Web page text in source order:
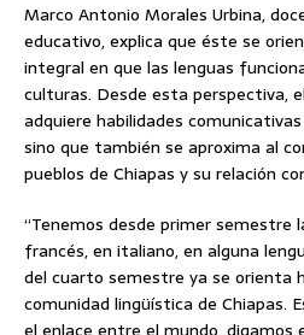
Marco Antonio Morales Urbina,
educativo, explica que éste se
integral en que las lenguas
culturas. Desde esta perspectiva,
adquiere habilidades
sino que también se aproxima al
pueblos de Chiapas y su relación
“Tenemos desde primer semestre
francés, en italiano, en alguna
del cuarto semestre ya se orienta
comunidad lingüística de Chiapas.